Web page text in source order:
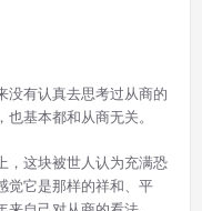
有认真去思考过从商的
基本都和从商无关。
这块被世人认为充满恐
觉它是那样的祥和、平